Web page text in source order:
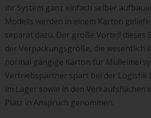
ihr System ganz einfach selber
Modells werden in einem Karton
separat dazu. Der große Vorteil dieses
der Verpackungsgröße, die wesentlich
normal gängige Karton für
Vertriebspartner spart bei der Logistik
im Lager sowie in den Verkaufsflächen
Platz in Anspruch genommen.